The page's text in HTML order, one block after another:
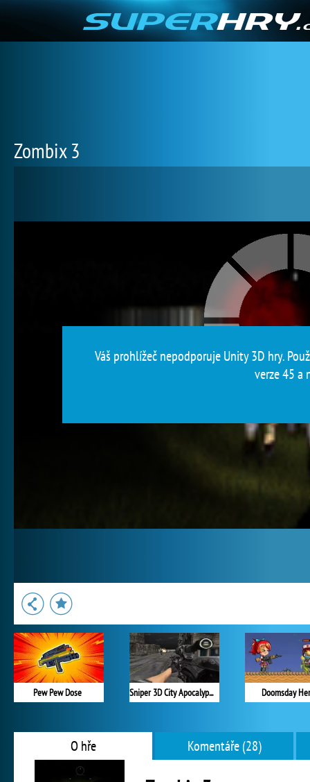
Zombix 3
Váš prohlížeč nepodporuje Unity 3D hry.
verze 45 a
Pew Pew Dose Sniper 3D City Apocalypse Doomsday
O hře Komentáře (28)